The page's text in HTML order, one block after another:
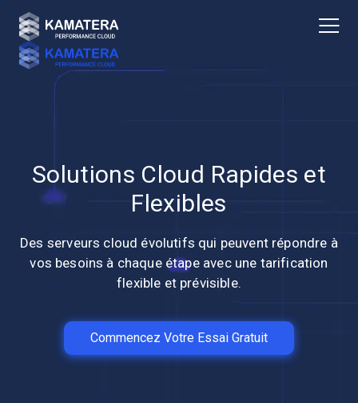
Solutions Cloud Rapides et
Flexibles
Des serveurs cloud évolutifs qui peuvent répondre à
vos besoins à chaque étape avec une tarification
flexible et prévisible.
Commencez Votre Essai Gratuit